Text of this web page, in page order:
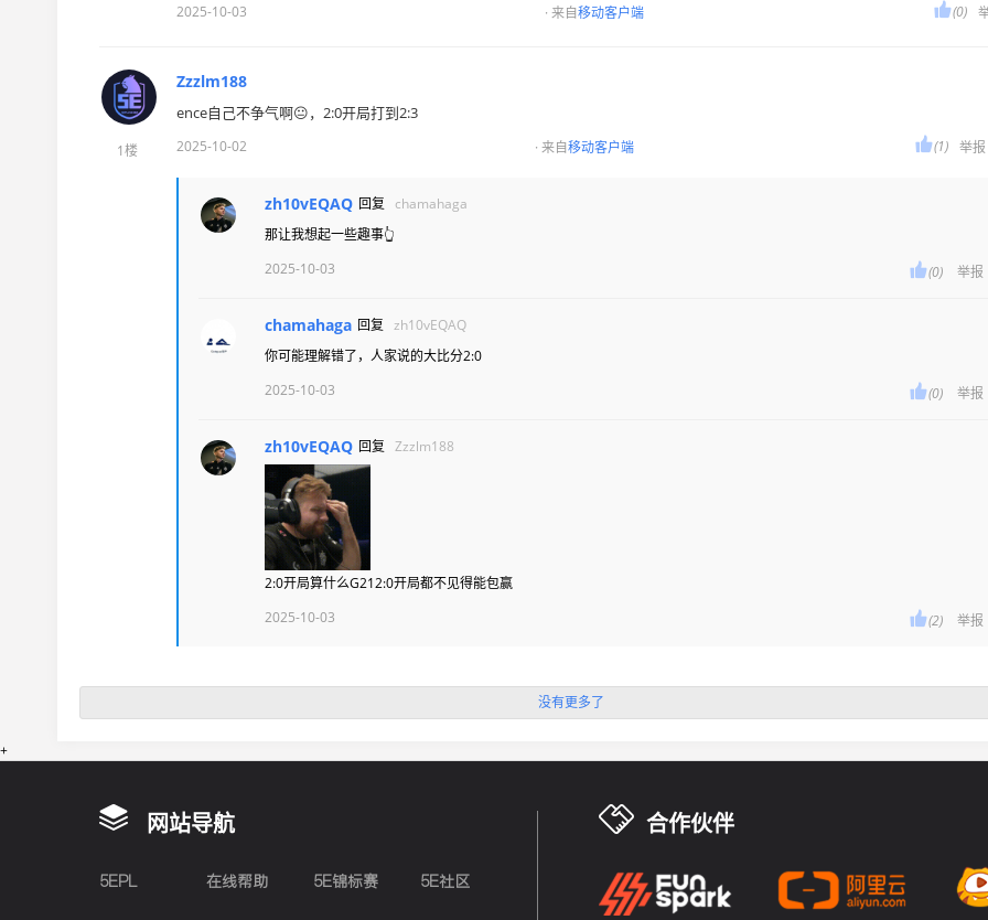
2025-10-03 · 来自移动客户端 (0)
1楼
Zzzlm188
ence自己不争气啊😐，2:0开局打到2:3
2025-10-02 · 来自移动客户端 举报
(1)
zh10vEQAQ 回复
chamahaga
那让我想起一些趣事👆
(0) 举报
2025-10-03
chamahaga 回复 zh10vEQAQ
你可能理解错了，人家说的大比分2:0
(0) 举报
2025-10-03
zh10vEQAQ 回复 Zzzlm188
2:0开局算什么G212:0开局都不见得能包赢
(2) 举报
2025-10-03
没有更多了
+
网站导航
5EPL 在线帮助 5E锦标赛 5E社区
合作伙伴